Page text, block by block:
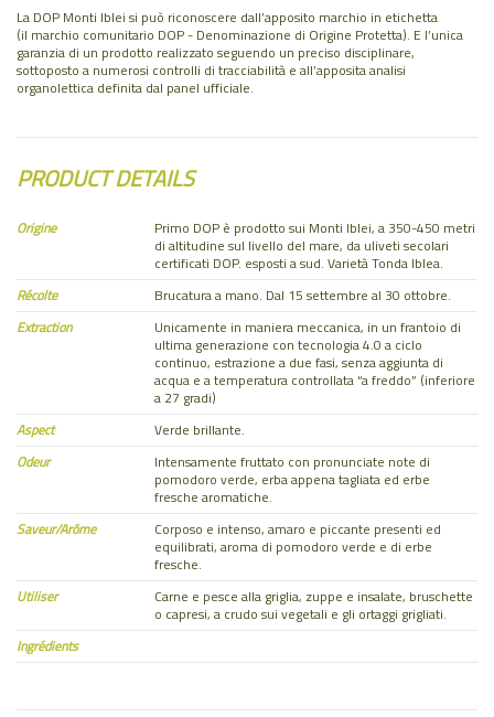
La DOP Monti Iblei si può riconoscere dall’apposito marchio in etichetta
(il marchio comunitario DOP - Denominazione di Origine Protetta). E l’unica
garanzia di un prodotto realizzato seguendo un preciso disciplinare,
sottoposto a numerosi controlli di tracciabilità e all’apposita analisi
organolettica definita dal panel ufficiale.
PRODUCT DETAILS
Origine
Primo DOP è prodotto sui Monti Iblei, a 350-450 metri
di altitudine sul livello del mare, da uliveti secolari
certificati DOP. esposti a sud. Varietà Tonda Iblea.
Récolte
Brucatura a mano. Dal 15 settembre al 30 ottobre.
Extraction
Unicamente in maniera meccanica, in un frantoio di
ultima generazione con tecnologia 4.0 a ciclo
continuo, estrazione a due fasi, senza aggiunta di
acqua e a temperatura controllata “a freddo” (inferiore
a 27 gradi)
Aspect
Verde brillante.
Odeur
Intensamente fruttato con pronunciate note di
pomodoro verde, erba appena tagliata ed erbe
fresche aromatiche.
Saveur/Arôme
Corposo e intenso, amaro e piccante presenti ed
equilibrati, aroma di pomodoro verde e di erbe
fresche.
Utiliser
Carne e pesce alla griglia, zuppe e insalate, bruschette
o capresi, a crudo sui vegetali e gli ortaggi grigliati.
Ingrédients